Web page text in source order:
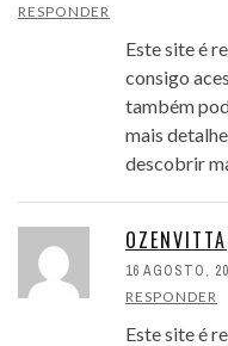
RESPONDER
Este site é
consigo
também
mais
descobrir
OZENVITTA
16 AGOSTO,
RESPONDER
Este site é